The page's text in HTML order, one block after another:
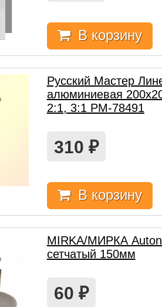
В корзину
Русский Мастер
алюминиевая
2:1, 3:1 РМ-78491
310 ₽
В корзину
MIRKA/МИРКА
сетчатый 150мм
60 ₽